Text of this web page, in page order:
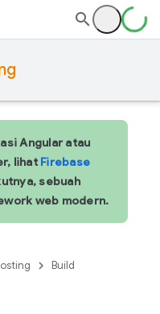
Angular atau
lihat Firebase
sebuah
web modern.
Build